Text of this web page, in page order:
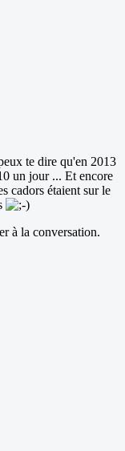
te dire qu'en 2013
un jour ... Et encore
cadors étaient sur le
à la conversation.